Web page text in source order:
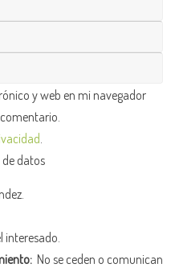
y web en mi navegador
datos
No se ceden o comunican